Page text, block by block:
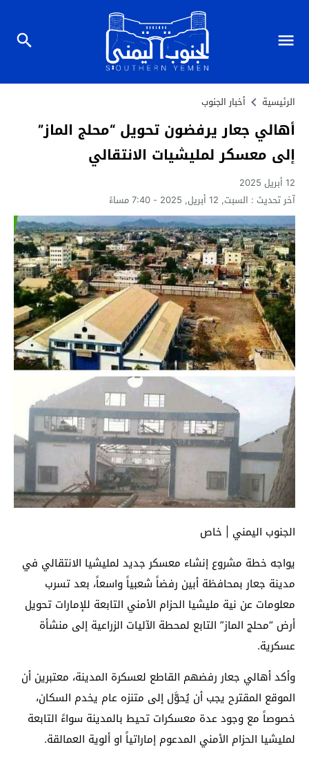
الرئيسية أخبار الجنوب
أهالي جعار يرفضون تحويل “محلج الماز”
إلى معسكر لمليشيات الانتقالي
12 أبريل 2025
آخر تحديث : السبت, 12 أبريل, 2025 - 7:40 مساءً
الجنوب اليمني | خاص
يواجه خطة مشروع إنشاء معسكر جديد لمليشيا الانتقالي في
مدينة جعار بمحافظة أبين رفضاً شعبياً واسعاً، بعد تسرب
معلومات عن نية مليشيا الحزام الأمني التابعة للإمارات تحويل
أرض “محلج الماز” التابع لمحطة الآليات الزراعية إلى منشأة
عسكرية.
وأكد أهالي جعار رفضهم القاطع لعسكرة المدينة، معتبرين أن
الموقع المقترح يجب أن يُحوَّل إلى متنزه عام يخدم السكان،
خصوصاً مع وجود عدة معسكرات تحيط بالمدينة سواءً التابعة
لمليشيا الحزام الأمني المدعوم إماراتياً او ألوية العمالقة.